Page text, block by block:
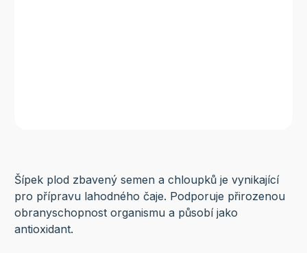
Šípek plod zbavený semen a chloupků je vynikající
pro přípravu lahodného čaje. Podporuje přirozenou
obranyschopnost organismu a působí jako
antioxidant.